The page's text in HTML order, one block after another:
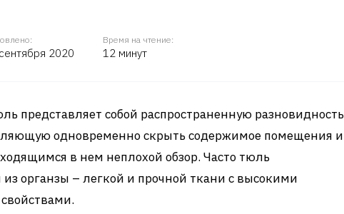
2020
Время на чтение:
12 минут
представляет собой распространенную разновидность
одновременно скрыть содержимое помещения и
в нем неплохой обзор. Часто тюль
из органзы – легкой и прочной ткани с высокими